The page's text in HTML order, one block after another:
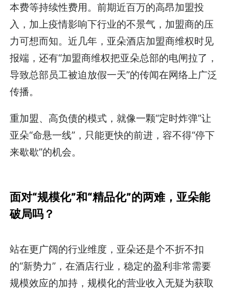
本费等持续性费用。前期近百万的高昂加盟投
入，加上疫情影响下行业的不景气，加盟商的压
力可想而知。近几年，亚朵酒店加盟商维权时见
报端，还有“加盟商维权把亚朵总部的电闸拉了，
导致总部员工被迫放假一天”的传闻在网络上广泛
传播。
重加盟、高负债的模式，就像一颗“定时炸弹”让
亚朵“命悬一线”，只能更快的前进，容不得“停下
来歇歇”的机会。
面对“规模化”和“精品化”的两难，亚朵能
破局吗？
站在更广阔的行业维度，亚朵还是个不折不扣
的“新势力”，在酒店行业，稳定的盈利非常需要
规模效应的加持，规模化的营业收入无疑为获取